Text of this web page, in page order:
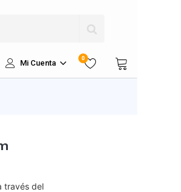
Mi Cuenta
0
través del